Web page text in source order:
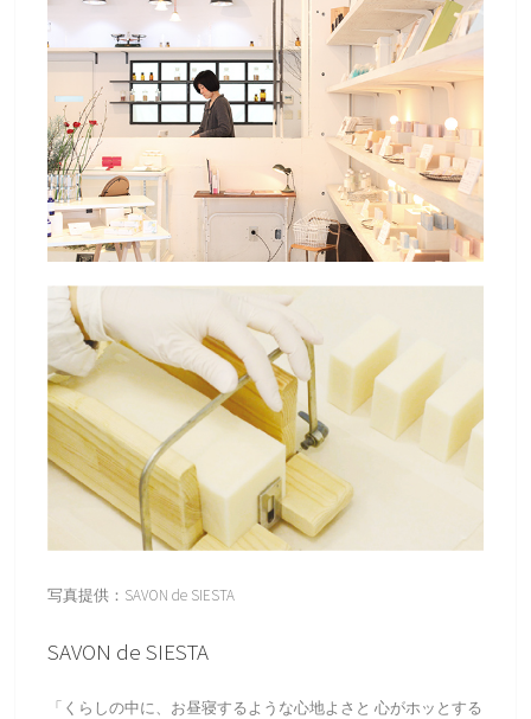
写真提供：SAVON de SIESTA
SAVON de SIESTA
「くらしの中に、お昼寝するような心地よさと 心がホッとする